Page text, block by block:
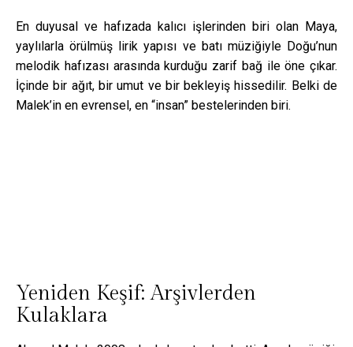
En duyusal ve hafızada kalıcı işlerinden biri olan Maya,
yaylılarla örülmüş lirik yapısı ve batı müziğiyle Doğu’nun
melodik hafızası arasında kurduğu zarif bağ ile öne çıkar.
İçinde bir ağıt, bir umut ve bir bekleyiş hissedilir. Belki de
Malek’in en evrensel, en “insan” bestelerinden biri.
Yeniden Keşif: Arşivlerden
Kulaklara